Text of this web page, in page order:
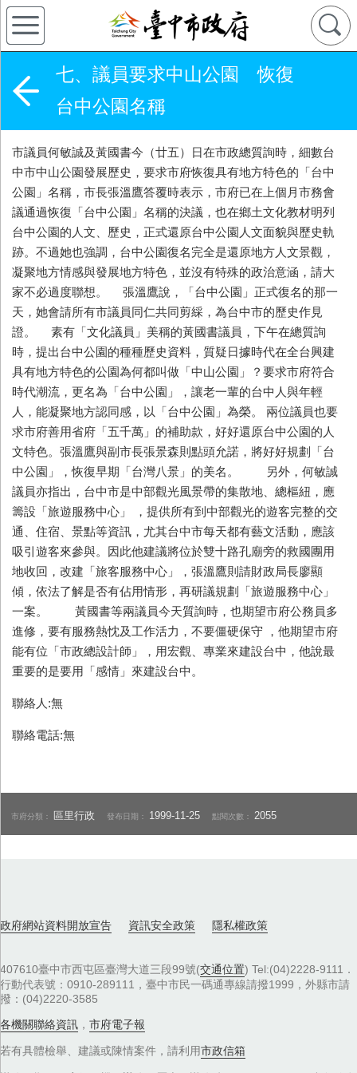
七、議員要求中山公園 恢復
台中公園名稱
市議員何敏誠及黃國書今（廿五）日在市政總質詢時，細數台
中市中山公園發展歷史，要求市府恢復具有地方特色的「台中
公園」名稱，市長張溫鷹答覆時表示，市府已在上個月市務會
議通過恢復「台中公園」名稱的決議，也在鄉土文化教材明列
台中公園的人文、歷史，正式還原台中公園人文面貌與歷史軌
跡。不過她也強調，台中公園復名完全是還原地方人文景觀，
凝聚地方情感與發展地方特色，並沒有特殊的政治意涵，請大
家不必過度聯想。 張溫鷹說，「台中公園」正式復名的那一
天，她會請所有市議員同仁共同剪綵，為台中市的歷史作見
證。 素有「文化議員」美稱的黃國書議員，下午在總質詢
時，提出台中公園的種種歷史資料，質疑日據時代在全台興建
具有地方特色的公園為何都叫做「中山公園」？要求市府符合
時代潮流，更名為「台中公園」，讓老一輩的台中人與年輕
人，能凝聚地方認同感，以「台中公園」為榮。 兩位議員也要
求市府善用省府「五千萬」的補助款，好好還原台中公園的人
文特色。張溫鷹與副市長張景森則點頭允諾，將好好規劃「台
中公園」，恢復早期「台灣八景」的美名。 另外，何敏誠
議員亦指出，台中市是中部觀光風景帶的集散地、總樞紐，應
籌設「旅遊服務中心」 ，提供所有到中部觀光的遊客完整的交
通、住宿、景點等資訊，尤其台中市每天都有藝文活動，應該
吸引遊客來參與。因此他建議將位於雙十路孔廟旁的救國團用
地收回，改建「旅客服務中心」，張溫鷹則請財政局長廖顯
傾，依法了解是否有佔用情形，再研議規劃「旅遊服務中心」
一案。 黃國書等兩議員今天質詢時，也期望市府公務員多
進修，要有服務熱忱及工作活力，不要僵硬保守 ，他期望市府
能有位「市政總設計師」，用宏觀、專業來建設台中，他說最
重要的是要用「感情」來建設台中。
聯絡人:無
聯絡電話:無
市府分類： 區里行政 發布日期： 1999-11-25 點閱次數： 2055
政府網站資料開放宣告 資訊安全政策 隱私權政策
407610臺中市西屯區臺灣大道三段99號(交通位置) Tel:(04)2228-9111．
行動代表號：0910-289111，臺中市民一碼通專線請撥1999，外縣市請
撥：(04)2220-3585
各機關聯絡資訊 ， 市府電子報
若有具體檢舉、建議或陳情案件，請利用市政信箱